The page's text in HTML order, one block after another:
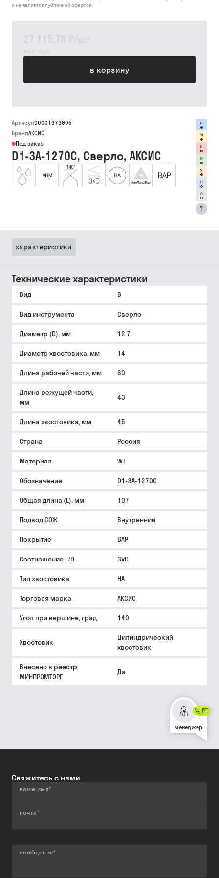
27 115,78 ₽/шт
вкл ндс
в корзину
и не является публичной офертой.
Артикул00001373905
БрендАКСИС
Под заказ
D1-3A-1270C, Сверло, АКСИС
?
характеристики
Технические характеристики
Вид B
Вид инструмента Сверло
Диаметр (D), мм 12.7
Диаметр хвостовика, мм 14
Длина рабочей части, мм 60
Длина режущей части,
мм
43
Длина хвостовика, мм 45
Страна Россия
Материал W1
Обозначение D1-3A-1270C
Общая длина (L), мм 107
Подвод СОЖ Внутренний
Покрытие BAP
Соотношение L/D 3xD
Тип хвостовика HA
Торговая марка АКСИС
Угол при вершине, град. 140
Хвостовик
Цилиндрический
хвостовик
Внесено в реестр
МИНПРОМТОРГ
Да
менеджер
Свяжитесь с нами
ваше имя*
почта*
сообщение*